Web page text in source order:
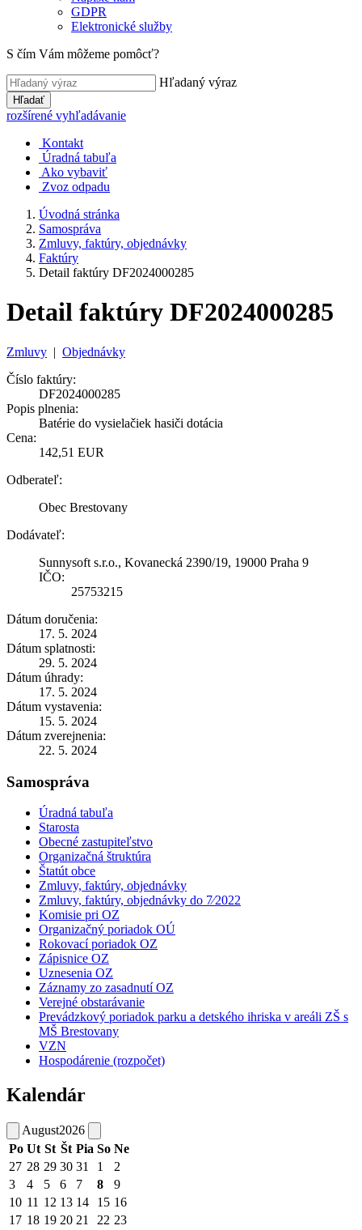
GDPR
Elektronické služby
S čím Vám môžeme pomôcť?
Hľadaný výraz
Hľadať
rozšírené vyhľadávanie
Kontakt
Úradná tabuľa
Ako vybaviť
Zvoz odpadu
Úvodná stránka
Samospráva
Zmluvy, faktúry, objednávky
Faktúry
Detail faktúry DF2024000285
Detail faktúry DF2024000285
Zmluvy | Objednávky
Číslo faktúry:
DF2024000285
Popis plnenia:
Batérie do vysielačiek hasiči dotácia
Cena:
142,51 EUR
Odberateľ:
Obec Brestovany
Dodávateľ:
Sunnysoft s.r.o., Kovanecká 2390/19, 19000 Praha 9
IČO:
25753215
Dátum doručenia:
17. 5. 2024
Dátum splatnosti:
29. 5. 2024
Dátum úhrady:
17. 5. 2024
Dátum vystavenia:
15. 5. 2024
Dátum zverejnenia:
22. 5. 2024
Samospráva
Úradná tabuľa
Starosta
Obecné zastupiteľstvo
Organizačná štruktúra
Štatút obce
Zmluvy, faktúry, objednávky
Zmluvy, faktúry, objednávky do 7⁄2022
Komisie pri OZ
Organizačný poriadok OÚ
Rokovací poriadok OZ
Zápisnice OZ
Uznesenia OZ
Záznamy zo zasadnutí OZ
Verejné obstarávanie
Prevádzkový poriadok parku a detského ihriska v areáli ZŠ s
MŠ Brestovany
VZN
Hospodárenie (rozpočet)
Kalendár
August2026
Po Ut St Št Pia So Ne
27 28 29 30 31 1
2
3
4 5 6 7 8
9
10 11 12 13 14 15 16
17 18 19 20 21 22 23